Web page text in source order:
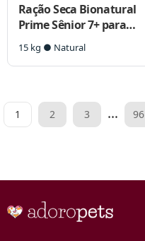
Ração Seca Bionatural
Prime Sênior 7+ para
Cães Idosos Porte
Médio e Grande
15 kg ● Natural
Paginação
1 2 3 … 96